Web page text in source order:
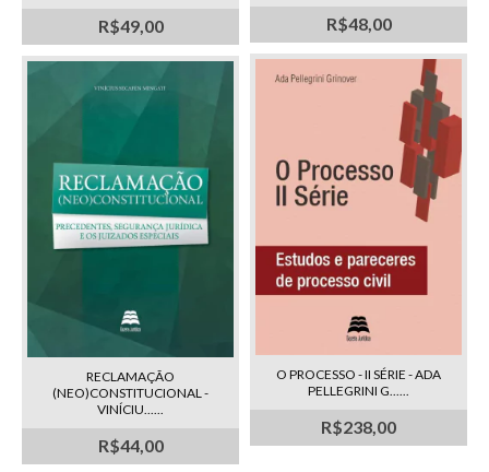
R$49,00 R$48,00
RECLAMAÇÃO
(NEO)CONSTITUCIONAL -
VINÍCIU......
R$44,00
O PROCESSO - II SÉRIE - ADA
PELLEGRINI G......
R$238,00